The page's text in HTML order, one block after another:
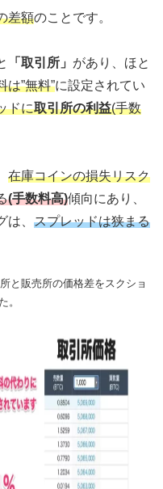
差額のことです。
「取引所」 があり、ほと
は”無料”に設定されてい
ドに取引所の利益(手数
在庫コインの損失リスク
(手数料高)傾向にあり、
は、 スプレッドは狭まる
と販売所の価格差をスクショ
。